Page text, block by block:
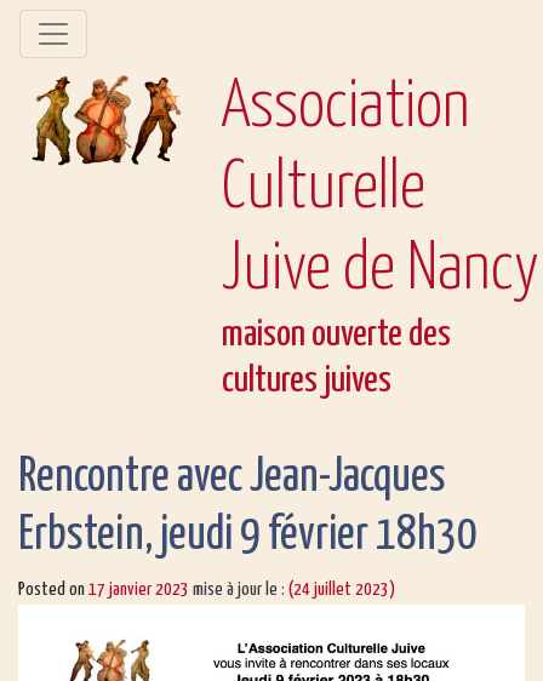
Association
Culturelle
Juive de Nancy
maison ouverte des
cultures juives
Rencontre avec Jean-Jacques
Erbstein, jeudi 9 février 18h30
Posted on 17 janvier 2023 mise à jour le : (24 juillet 2023)